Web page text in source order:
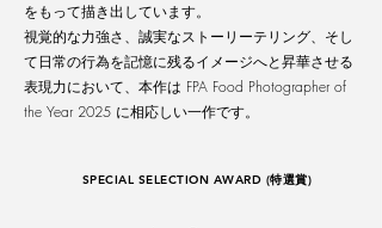
をもって描き出しています。
視覚的な力強さ、誠実なストーリーテリング、そし
て日常の行為を記憶に残るイメージへと昇華させる
表現力において、本作は FPA Food Photographer of
the Year 2025 に相応しい一作です。
SPECIAL SELECTION AWARD (特選賞)